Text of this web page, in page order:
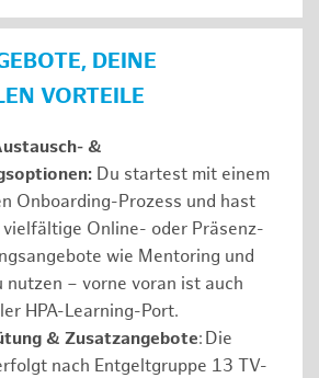
DEINE
VORTEILE
&
Du startest mit einem
Onboarding-Prozess und hast
vielfältige Online- oder Präsenz-
wie Mentoring und
nutzen – vorne voran ist auch
HPA-Learning-Port.
& Zusatzangebote: Die
nach Entgeltgruppe 13 TV-